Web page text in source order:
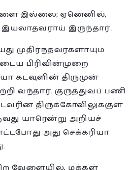
இல்லை; ஏனெனில்,
இயலாதவராய் இருந்தார்.
முதிர்ந்தவர்களாயும்
பிரிவின்முறை
கடவுளின் திருமுன்
வந்தார். குருத்துவப் பணி
திருக்கோவிலுக்குள்
யாரென்று அறியச்
அது செக்கரியா